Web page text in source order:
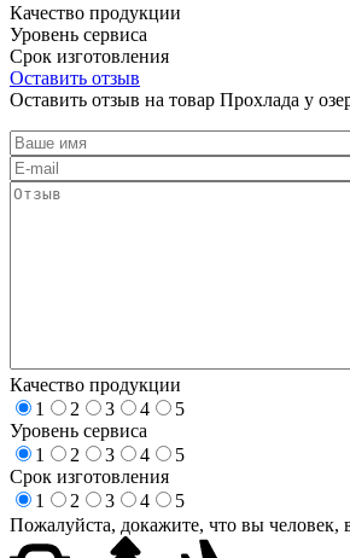
Качество продукции
Уровень сервиса
Срок изготовления
Оставить отзыв
Оставить отзыв на товар Прохлада у
Качество продукции
1
2 3 4
5
Уровень сервиса
1
2 3 4
5
Срок изготовления
1
2 3 4
5
Пожалуйста, докажите, что вы человек,